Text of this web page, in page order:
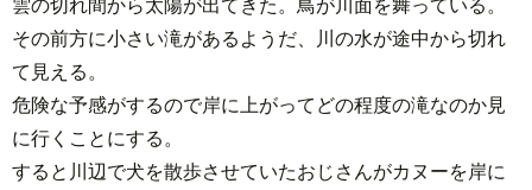
その前方に小さい滝があるようだ、川の水が途中から切れ
て見える。
危険な予感がするので岸に上がってどの程度の滝なのか見
に行くことにする。
すると川辺で犬を散歩させていたおじさんがカヌーを岸に